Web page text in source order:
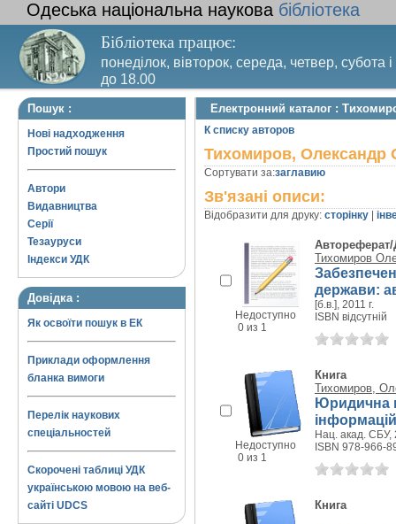
Одеська національна наукова бібліотека
Бібліотека працює:
понеділок, вівторок, середа, четвер, субота
до 18.00
Вихідний день – п’ятниця. Останній четвер
Пошук :
Нові надходження
Простий пошук
Автори
Видавництва
Серії
Тезауруси
Індекси УДК
Довідка :
Як освоїти пошук в ЕК
Приклади оформлення
бланка вимоги
Перелік наукових
спеціальностей
Скорочені таблиці УДК
українською мовою на веб-
сайті UDCS
Електронний каталог :
К списку авторов
Тихомиров, Олександр
Сортувати за:заглавию
Зв'язані описи:
Відобразити для друку: сторінку
Недоступно
0 из 1
Автореферат/
Тихомиров
держави:
[б.в.], 2011 г.
ISBN відсутній
Недоступно
0 из 1
Книга
Тихомиров,
Юридична
Нац. акад. СБУ,
ISBN 978-966-
Книга